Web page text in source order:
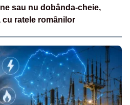
sau nu dobânda-cheie,
cu ratele românilor